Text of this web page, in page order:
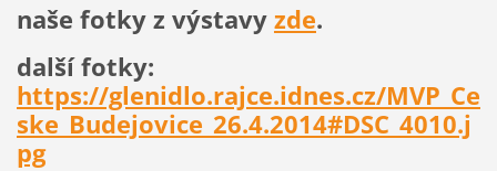
naše fotky z výstavyzde.
další fotky:
https://glenidlo.rajce.idnes.cz/MVP_Ce
ske_Budejovice_26.4.2014#DSC_4010.j
pg